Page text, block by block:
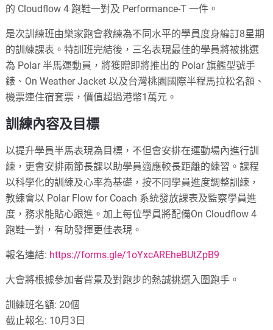
的 Cloudflow 4 跑鞋一對及 Performance-T 一件。
是次訓練班由樂家跑會教練為不同水平的學員度身編訂8星期
的訓練課表。特訓班完結後，三名表現最佳的學員將被挑選
為 Polar 半馬運動員，將獲贈即將推出的 Polar 旗艦型號手
錶、On Weather Jacket 以及台灣桃園國際半程馬拉松名額、
機票連住宿套票，價值超過港幣1萬元。
訓練內容及目標
以提升學員半馬表現為目標，不但會安排在運動場內進行訓
練，更會安排兩節長課以助學員適應較長距離的練習。課程
以科學化的訓練及心率為基礎，按不同學員進度調整訓練，
教練會以 Polar Flow for Coach 系統發放課表及監察學員進
度，務求能貼心跟進。加上每位學員將配備On Cloudflow 4
跑鞋一對，有助發揮更佳表現。
報名連結: https://forms.gle/1oYxcAREheBUtZpB9
大會將根據參加者背景及對跑步的熱誠挑選入圍跑手。
訓練班名額: 20個
截止報名: 10月3日